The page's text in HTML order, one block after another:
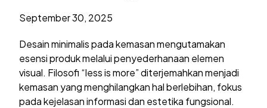
September 30, 2025
Desain minimalis pada kemasan mengutamakan
esensi produk melalui penyederhanaan elemen
visual. Filosofi “less is more” diterjemahkan menjadi
kemasan yang menghilangkan hal berlebihan, fokus
pada kejelasan informasi dan estetika fungsional.